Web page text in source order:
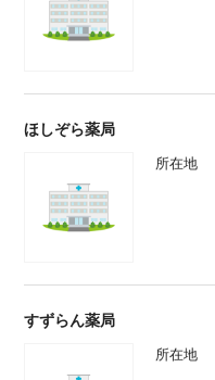
ほしぞら薬局
所在地
すずらん薬局
所在地